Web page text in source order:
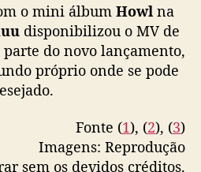
o mini álbum Howl na
disponibilizou o MV de
do novo lançamento,
próprio onde se pode
Fonte (1), (2), (3)
Imagens: Reprodução
sem os devidos créditos.